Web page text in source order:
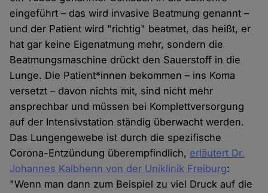
eingeführt – das wird invasive Beatmung genannt –
und der Patient wird "richtig" beatmet, das heißt, er
hat gar keine Eigenatmung mehr, sondern die
Beatmungsmaschine drückt den Sauerstoff in die
Lunge. Die Patient*innen bekommen – ins Koma
versetzt – davon nichts mit, sind nicht mehr
ansprechbar und müssen bei Komplettversorgung
auf der Intensivstation ständig überwacht werden.
Das Lungengewebe ist durch die spezifische
Corona-Entzündung überempfindlich, erläutert Dr.
Johannes Kalbhenn von der Uniklinik Freiburg:
"Wenn man dann zum Beispiel zu viel Druck auf die